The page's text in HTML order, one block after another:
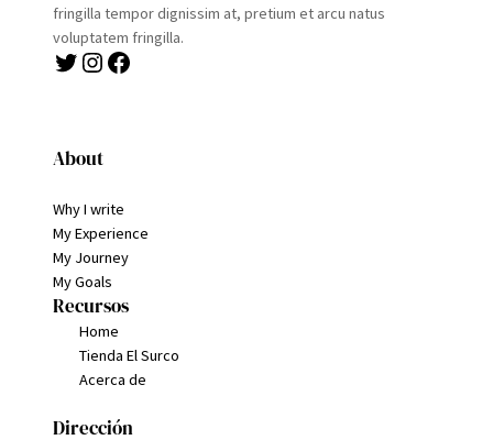
fringilla tempor dignissim at, pretium et arcu natus
voluptatem fringilla.
Twitter Instagram Facebook
About
Why I write
My Experience
My Journey
My Goals
Recursos
Home
Tienda El Surco
Acerca de
Dirección